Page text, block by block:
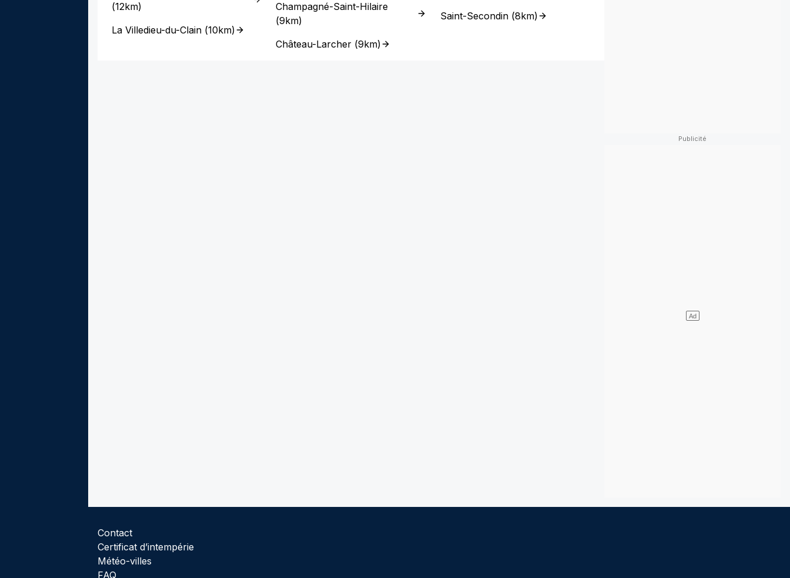
(12km)
La Villedieu-du-Clain (10km)
Champagné-Saint-Hilaire
(9km)
Château-Larcher (9km)
Saint-Secondin(8km)
Contact
Certificat d’intempérie
Météo-villes
FAQ